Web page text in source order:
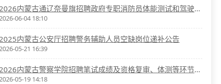
2026内蒙古通辽奈曼旗招聘政府专职消防员体能测试和驾驶技能测试公告
06-04 18:10
内蒙古公安厅招聘警务辅助人员空缺岗位递补公告
05-21 16:39
2026内蒙古警察学院招聘笔试成绩及资格复审、体测等环节公告
05-19 14:18